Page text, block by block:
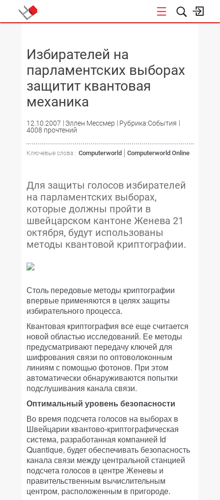
Избирателей на
парламентских выборах
защитит квантовая
механика
12.10.2007 Эллен Мессмер
Рубрика:События
4008 прочтений
Ключевые слова : Computerworld Computerworld Online
Для защиты голосов избирателей
на парламентских выборах,
которые должны пройти в
швейцарском кантоне Женева 21
октября, будут использованы
методы квантовой криптографии.
Столь передовые методы криптографии
впервые применяются в целях защиты
избирательного процесса.
Квантовая криптография все еще считается
новой областью исследований. Ее методы
предусматривают передачу ключей для
шифрования связи по оптоволоконным
линиям с помощью фотонов. При этом
автоматически обнаруживаются попытки
подслушивания канала связи.
Оптимальный уровень безопасности
Во время подсчета голосов на выборах в
Швейцарии квантово-криптографическая
система, разработанная компанией Id
Quantique, будет обеспечивать безопасность
канала связи между центральной станцией
подсчета голосов в центре Женевы и
правительственным вычислительным
центром, расположенным в пригороде.